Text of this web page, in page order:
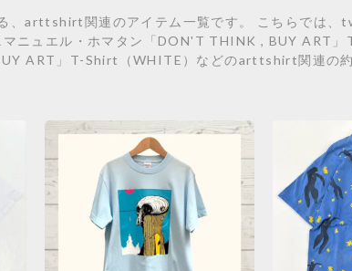
、arttshirt関連のアイテム一覧です。 こちらでは
ュエル・ホマタン「DON'T THINK , BUY ART」
ART」T-Shirt（WHITE）などのarttshirt関連の